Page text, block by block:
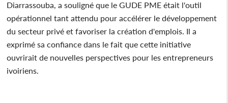
Diarrassouba, a souligné que le GUDE PME était l'outil
opérationnel tant attendu pour accélérer le développement
du secteur privé et favoriser la création d'emplois. Il a
exprimé sa confiance dans le fait que cette initiative
ouvrirait de nouvelles perspectives pour les entrepreneurs
ivoiriens.